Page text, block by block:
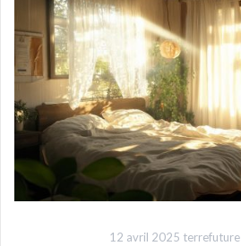
12 avril 2025 terrefuture